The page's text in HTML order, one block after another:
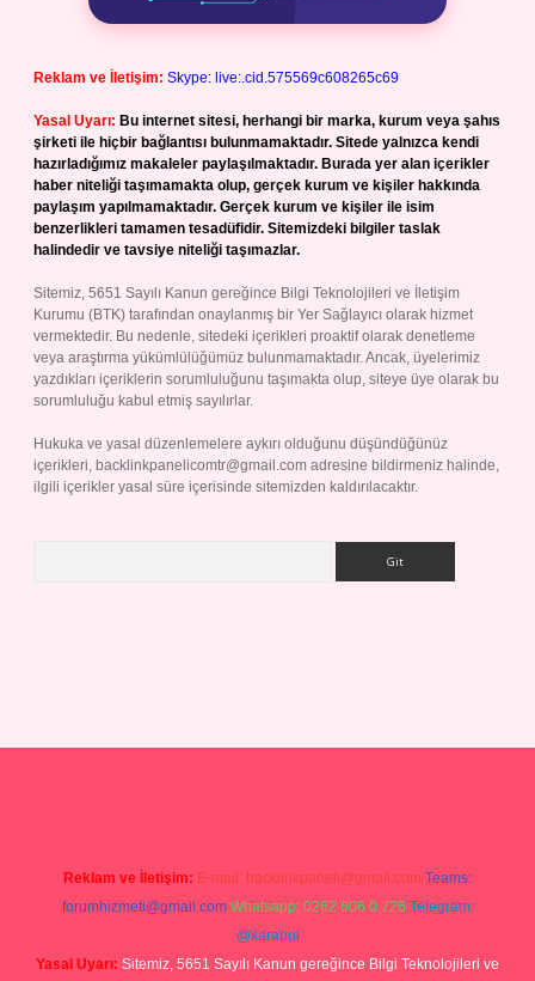
Reklam ve İletişim: Skype: live:.cid.575569c608265c69
Yasal Uyarı: Bu internet sitesi, herhangi bir marka, kurum veya şahıs
şirketi ile hiçbir bağlantısı bulunmamaktadır. Sitede yalnızca kendi
hazırladığımız makaleler paylaşılmaktadır. Burada yer alan içerikler
haber niteliği taşımamakta olup, gerçek kurum ve kişiler hakkında
paylaşım yapılmamaktadır. Gerçek kurum ve kişiler ile isim
benzerlikleri tamamen tesadüfidir. Sitemizdeki bilgiler taslak
halindedir ve tavsiye niteliği taşımazlar.
Sitemiz, 5651 Sayılı Kanun gereğince Bilgi Teknolojileri ve İletişim
Kurumu (BTK) tarafından onaylanmış bir Yer Sağlayıcı olarak hizmet
vermektedir. Bu nedenle, sitedeki içerikleri proaktif olarak denetleme
veya araştırma yükümlülüğümüz bulunmamaktadır. Ancak, üyelerimiz
yazdıkları içeriklerin sorumluluğunu taşımakta olup, siteye üye olarak bu
sorumluluğu kabul etmiş sayılırlar.
Hukuka ve yasal düzenlemelere aykırı olduğunu düşündüğünüz
içerikleri, backlinkpanelicomtr@gmail.com adresine bildirmeniz halinde,
ilgili içerikler yasal süre içerisinde sitemizden kaldırılacaktır.
Reklam ve İletişim: E-mail: backlinkpaneli@gmail.com Teams:
forumhizmeti@gmail.com Whatsapp: 0262 606 0 726 Telegram:
@karabul
Yasal Uyarı: Sitemiz, 5651 Sayılı Kanun gereğince Bilgi Teknolojileri ve